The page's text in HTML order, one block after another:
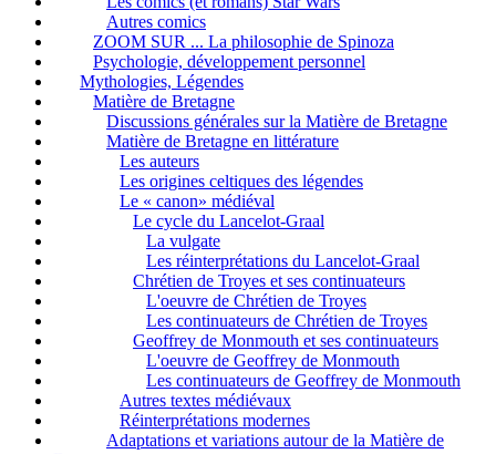
Autres comics
ZOOM SUR ... La philosophie de Spinoza
Psychologie, développement personnel
Mythologies, Légendes
Matière de Bretagne
Discussions générales sur la Matière de Bretagne
Matière de Bretagne en littérature
Les auteurs
Les origines celtiques des légendes
Le « canon» médiéval
Le cycle du Lancelot-Graal
La vulgate
Les réinterprétations du Lancelot-Graal
Chrétien de Troyes et ses continuateurs
L'oeuvre de Chrétien de Troyes
Les continuateurs de Chrétien de Troyes
Geoffrey de Monmouth et ses continuateurs
L'oeuvre de Geoffrey de Monmouth
Les continuateurs de Geoffrey de Monmouth
Autres textes médiévaux
Réinterprétations modernes
Adaptations et variations autour de la Matière de